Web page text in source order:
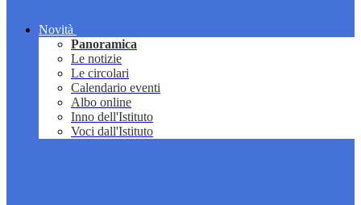
Novità
Panoramica
Le notizie
Le circolari
Calendario eventi
Albo online
Inno dell'Istituto
Voci dall'Istituto